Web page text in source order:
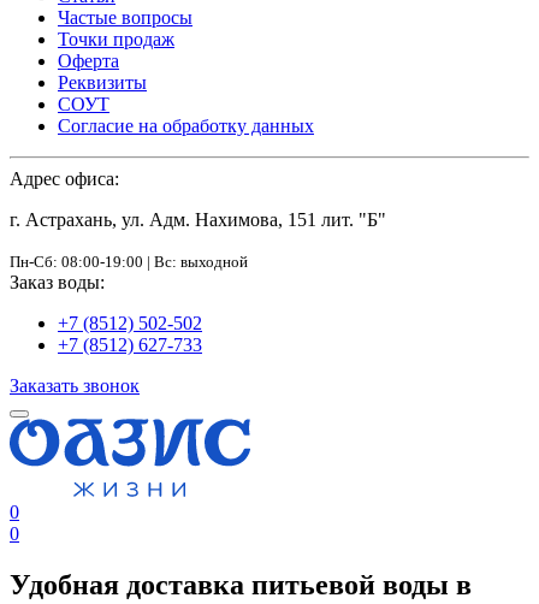
Частые вопросы
Точки продаж
Оферта
Реквизиты
СОУТ
Согласие на обработку данных
Адрес офиса:
г. Астрахань, ул. Адм. Нахимова, 151 лит. "Б"
Пн-Сб: 08:00-19:00 | Вс: выходной
Заказ воды:
+7 (8512) 502-502
+7 (8512) 627-733
Заказать звонок
0
0
Удобная доставка питьевой воды в